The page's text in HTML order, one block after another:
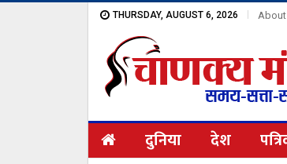
THURSDAY, AUGUST 6, 2026
दुनिया देश